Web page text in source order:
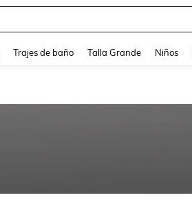
Trajes de baño Talla Grande Niños